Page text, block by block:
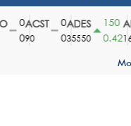
ACST
90
ADES
35550
150
0.42164